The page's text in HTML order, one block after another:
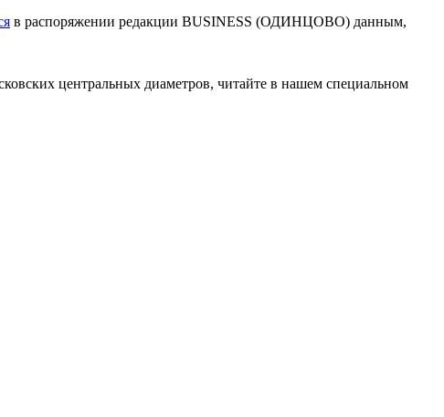
в распоряжении редакции BUSINESS (ОДИНЦОВО) данным,
центральных диаметров, читайте в нашем специальном